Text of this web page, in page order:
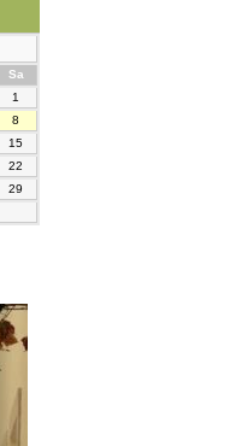
Samstag
1
8
15
22
29